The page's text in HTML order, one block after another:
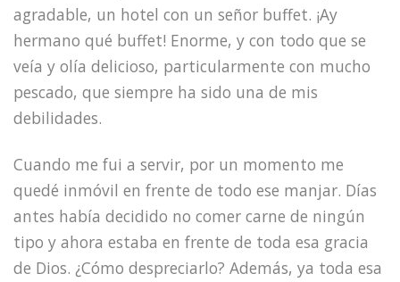
agradable, un hotel con un señor buffet. ¡Ay
hermano qué buffet! Enorme, y con todo que se
veía y olía delicioso, particularmente con mucho
pescado, que siempre ha sido una de mis
debilidades.
Cuando me fui a servir, por un momento me
quedé inmóvil en frente de todo ese manjar. Días
antes había decidido no comer carne de ningún
tipo y ahora estaba en frente de toda esa gracia
de Dios. ¿Cómo despreciarlo? Además, ya toda esa